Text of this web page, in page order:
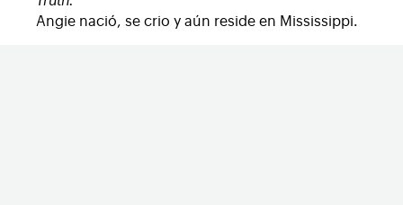
Angie nació, se crio y aún reside en Mississippi.